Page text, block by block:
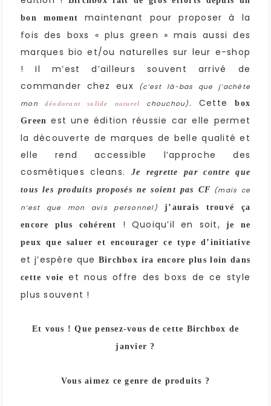
bon moment
maintenant pour proposer à la
fois des boxs « plus green » mais aussi des
marques bio et/ou naturelles sur leur e-shop
! Il m’est d’ailleurs souvent arrivé de
commander chez eux
(c’est là-bas que j’achète
mon
déodorant solide naturel chouchou) . Cettebox
Green est une édition réussie car elle permet
la découverte de marques de belle qualité et
elle rend accessible l’approche des
cosmétiques cleans.
Je regrette par contre que
tous les produits proposés ne soient pas CF (mais ce
n’est que mon avis personnel) j’aurais trouvé ça
encore plus cohérent
! Quoiqu’il en soit,
je ne
peux que saluer et encourager ce type d’initiative
et j’espère que Birchbox ira encore plus loin dans
cette voie et nous offre des boxs de ce style
plus souvent !
Et vous ! Que pensez-vous de cette Birchbox de
janvier ?
Vous aimez ce genre de produits ?